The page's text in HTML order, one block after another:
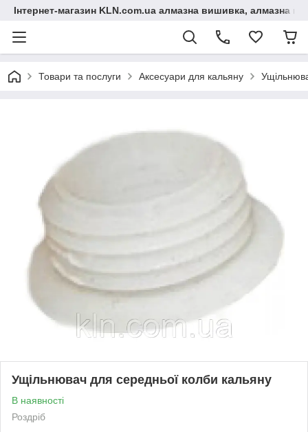
Інтернет-магазин KLN.com.ua алмазна вишивка, алмазна
Товари та послуги Аксесуари для кальяну
Ущільнювач для середньої колби кальяну
В наявності
Роздріб